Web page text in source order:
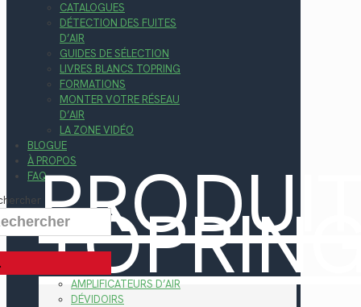
CATALOGUES
DÉTECTION DES FUITES
D’AIR
GUIDES DE SÉLECTION
LIVRES BLANCS TOPRING
FORMATIONS
MONTER VOTRE RÉSEAU
D’AIR
LA ZONE VIDÉO
BLOGUE
À PROPOS
FAQ
AMPLIFICATEURS D’AIR
DÉVIDOIRS